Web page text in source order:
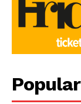
Popular